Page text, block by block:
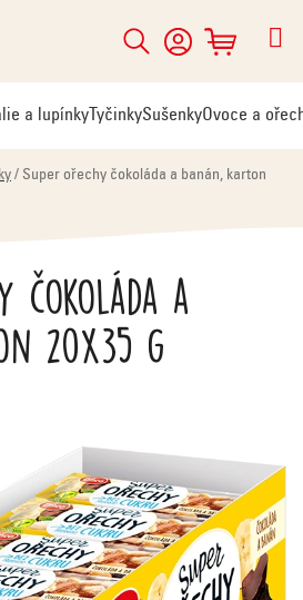
Hledat
NÁKUPNÍ
KOŠÍK
a lupínky TyčinkySušenkyOvoce a
/ Super ořechy čokoláda a banán, karton
čokoláda a
20x35 g